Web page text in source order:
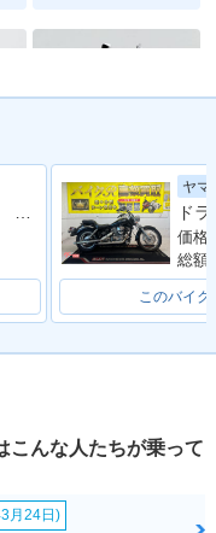
1997年 V-TWIN MA
GNA S Special Edit
ion・特別・限定仕
GNA S・追加
ヤマ
価格:
総額:
このバイ
こんな人たちが乗って
月24日)